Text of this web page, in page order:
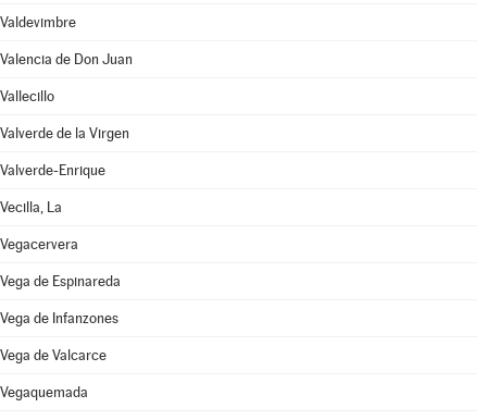
Valdevimbre
Valencia de Don Juan
Vallecillo
Valverde de la Virgen
Valverde-Enrique
Vecilla, La
Vegacervera
Vega de Espinareda
Vega de Infanzones
Vega de Valcarce
Vegaquemada